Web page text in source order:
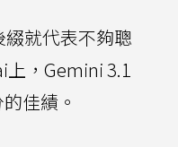
就代表不夠聰
上，Gemini 3.1
佳績。